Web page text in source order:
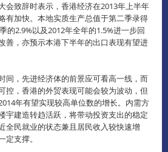
会致辞时表示，香港经济在2013年上半年
加快。 本地实质生产总值于第二季录得
的2.9%以及2012年全年的1.5%进一步回
善，亦预示本港下半年的出口表现有望进
间，先进经济体的前景应可看高一线，而
控，香港的外贸表现可能会较为波动，但
年有望实现较高单位数的增长。 内需方
宇建造转趋活跃，将带动投资支出的稳定
全民就业的状态兼且居民收入较快速增
支撑。